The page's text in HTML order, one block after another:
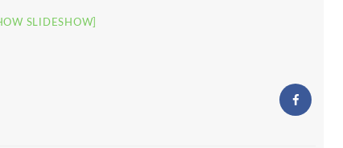
SLIDESHOW]